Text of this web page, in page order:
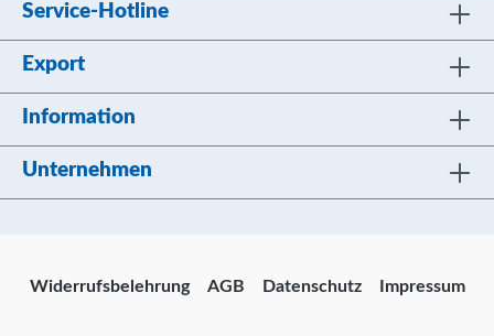
Service-Hotline
Export
Information
Unternehmen
Widerrufsbelehrung AGB Datenschutz Impressum